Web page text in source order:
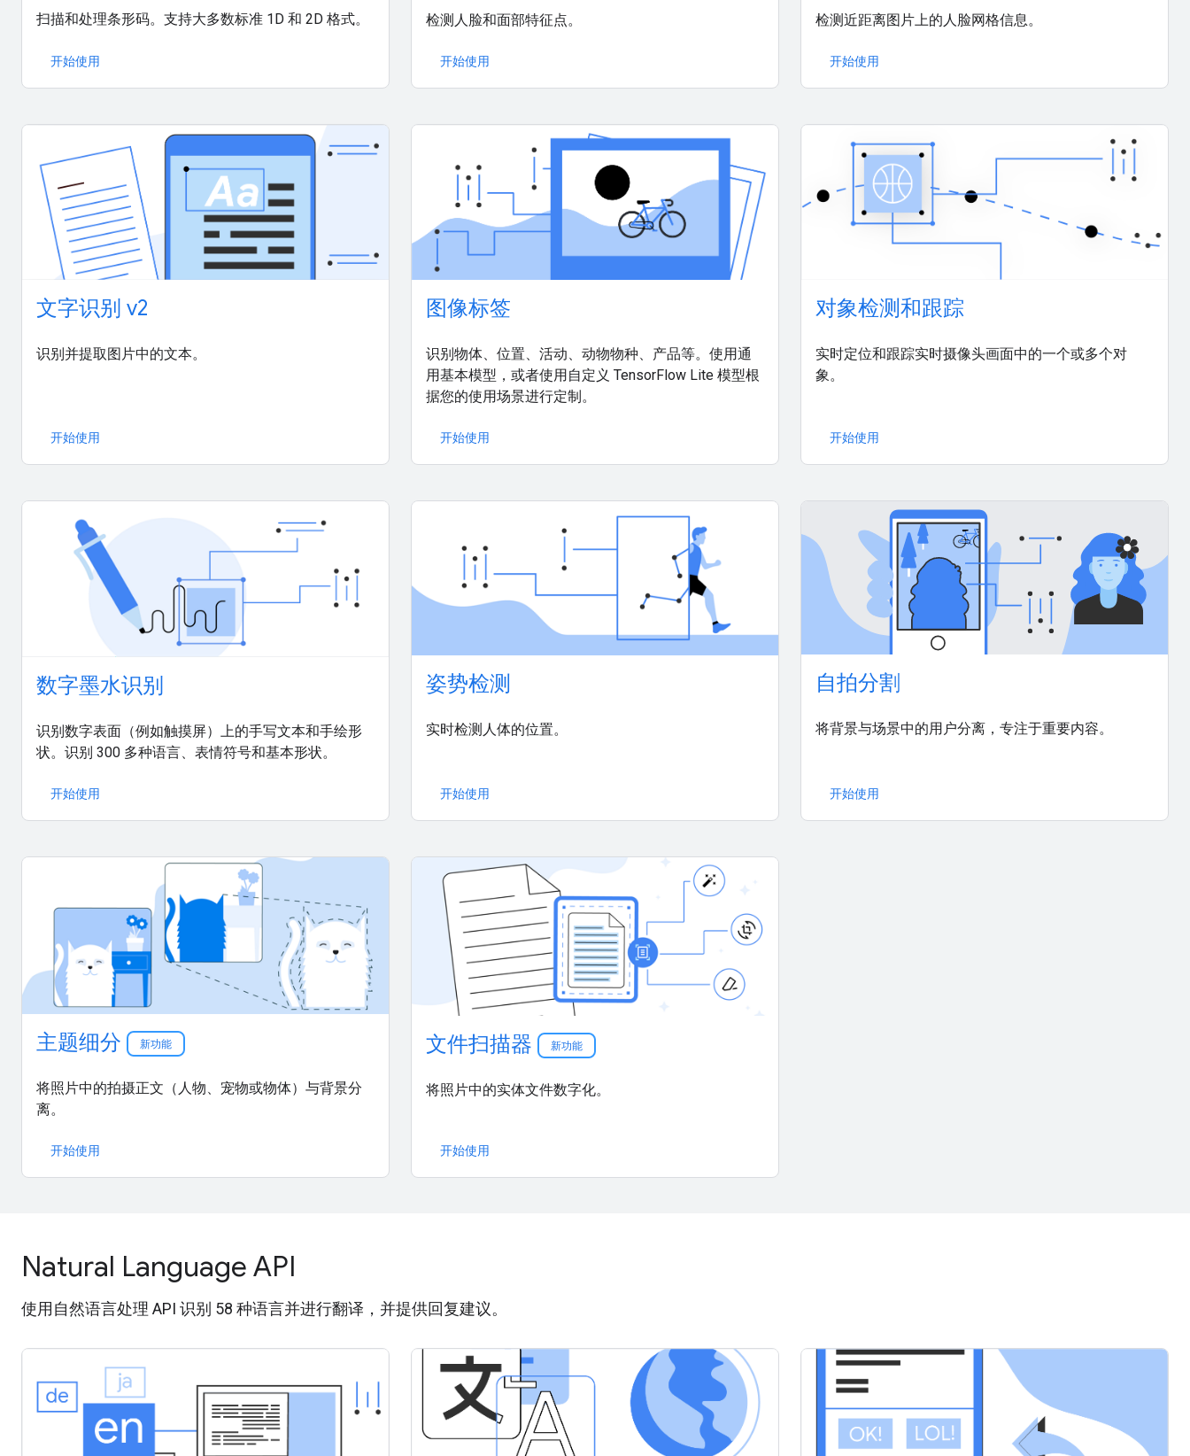
扫描和处理条形码。支持大多数标准 1D 和 2D 格式。
开始使用
检测人脸和面部特征点。
开始使用
检测近距离图片上的人脸网格信息。
开始使用
文字识别 v2
识别并提取图片中的文本。
开始使用
图像标签
识别物体、位置、活动、动物物种、产品等。使用通
用基本模型，或者使用自定义 TensorFlow Lite 模型根
据您的使用场景进行定制。
开始使用
对象检测和跟踪
实时定位和跟踪实时摄像头画面中的一个或多个对
象。
开始使用
数字墨水识别
识别数字表面（例如触摸屏）上的手写文本和手绘形
状。识别 300 多种语言、表情符号和基本形状。
开始使用
姿势检测
实时检测人体的位置。
开始使用
自拍分割
将背景与场景中的用户分离，专注于重要内容。
开始使用
主题细分 新功能
将照片中的拍摄正文（人物、宠物或物体）与背景分
离。
开始使用
文件扫描器 新功能
将照片中的实体文件数字化。
开始使用
Natural Language API
使用自然语言处理 API 识别 58 种语言并进行翻译，并提供回复建议。